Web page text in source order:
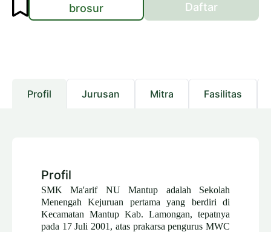
brosur Daftar
Profil Jurusan Mitra Fasilitas
Profil
SMK Ma'arif NU Mantup adalah Sekolah
Menengah Kejuruan pertama yang berdiri di
Kecamatan Mantup Kab. Lamongan, tepatnya
pada 17 Juli 2001, atas prakarsa pengurus MWC